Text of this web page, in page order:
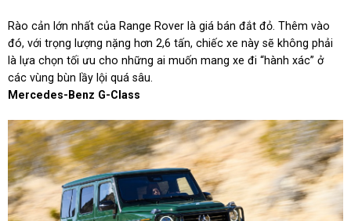
Rào cản lớn nhất của Range Rover là giá bán đắt đỏ. Thêm vào
đó, với trọng lượng nặng hơn 2,6 tấn, chiếc xe này sẽ không phải
là lựa chọn tối ưu cho những ai muốn mang xe đi “hành xác” ở
các vùng bùn lầy lội quá sâu.
Mercedes-Benz G-Class